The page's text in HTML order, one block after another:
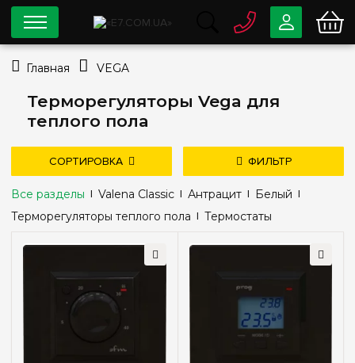
Терморегуляторы Vega для
теплого пола
СОРТИРОВКА ФИЛЬТР
Цена
Антрацит (3)
Все разделы Valena Classic Антрацит
Белый
Терморегуляторы теплого пола
Термостаты
популярность
044334-79-78
Viber Telegram
Главная VEGA